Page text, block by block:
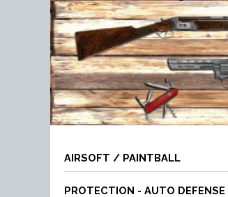
AIRSOFT / PAINTBALL
PROTECTION - AUTO DEFENSE